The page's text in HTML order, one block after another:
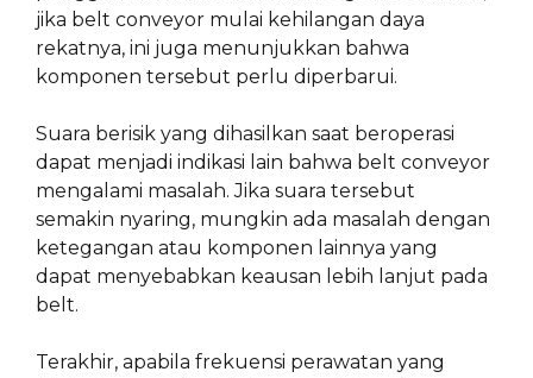
jika belt conveyor mulai kehilangan daya
rekatnya, ini juga menunjukkan bahwa
komponen tersebut perlu diperbarui.
Suara berisik yang dihasilkan saat beroperasi
dapat menjadi indikasi lain bahwa belt conveyor
mengalami masalah. Jika suara tersebut
semakin nyaring, mungkin ada masalah dengan
ketegangan atau komponen lainnya yang
dapat menyebabkan keausan lebih lanjut pada
belt.
Terakhir, apabila frekuensi perawatan yang